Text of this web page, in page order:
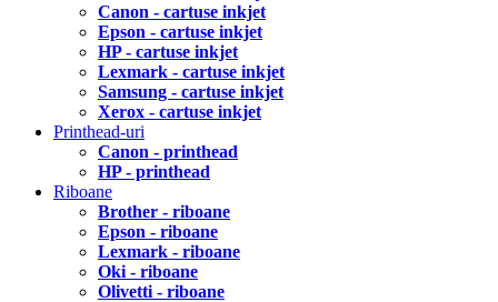
Canon - cartuse inkjet
Epson - cartuse inkjet
HP - cartuse inkjet
Lexmark - cartuse inkjet
Samsung - cartuse inkjet
Xerox - cartuse inkjet
Printhead-uri
Canon - printhead
HP - printhead
Riboane
Brother - riboane
Epson - riboane
Lexmark - riboane
Oki - riboane
Olivetti - riboane